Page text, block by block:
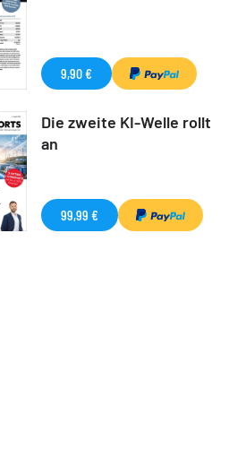
9,90 €
Die zweite KI-Welle rollt
an
99,99 €